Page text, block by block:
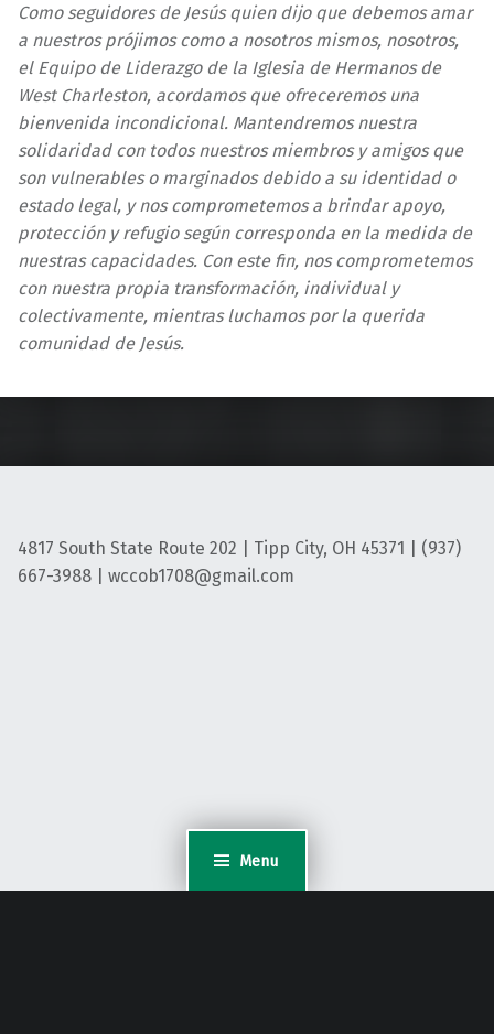
Menu
Como seguidores de Jesús quien dijo que debemos amar
a nuestros prójimos como a nosotros mismos, nosotros,
el Equipo de Liderazgo de la Iglesia de Hermanos de
West Charleston, acordamos que ofreceremos una
bienvenida incondicional. Mantendremos nuestra
solidaridad con todos nuestros miembros y amigos que
son vulnerables o marginados debido a su identidad o
estado legal, y nos comprometemos a brindar apoyo,
protección y refugio según corresponda en la medida de
nuestras capacidades. Con este fin, nos comprometemos
con nuestra propia transformación, individual y
colectivamente, mientras luchamos por la querida
comunidad de Jesús.
4817 South State Route 202 | Tipp City, OH 45371 | (937)
667-3988 | wccob1708@gmail.com